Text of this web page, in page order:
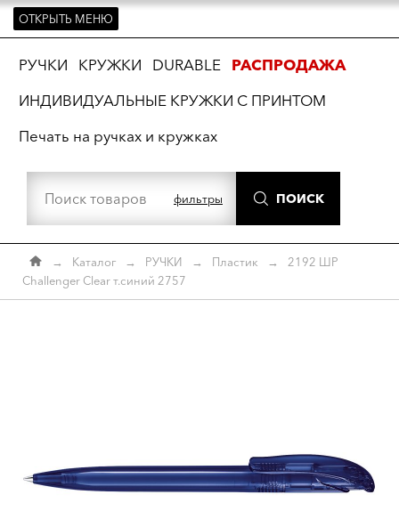
ОТКРЫТЬ МЕНЮ
РУЧКИ КРУЖКИ DURABLE
РАСПРОДАЖА
ИНДИВИДУАЛЬНЫЕ КРУЖКИ С ПРИНТОМ
Печать на ручках и кружках
фильтры ПОИСК
→ Каталог → РУЧКИ → Пластик →
2192 ШР
Challenger Clear т.синий 2757